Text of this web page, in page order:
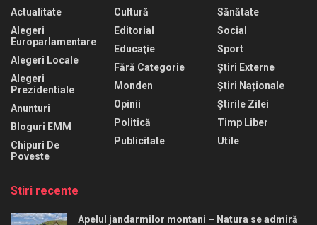
Actualitate
Alegeri
Europarlamentare
Alegeri Locale
Alegeri
Prezidentiale
Anunturi
Bloguri EMM
Chipuri De
Poveste
Cultură
Editorial
Educaţie
Fără Categorie
Monden
Opinii
Politică
Publicitate
Sănătate
Social
Sport
Știri Externe
Știri Naționale
Știrile Zilei
Timp Liber
Utile
Stiri recente
Apelul jandarmilor montani – Natura se admiră